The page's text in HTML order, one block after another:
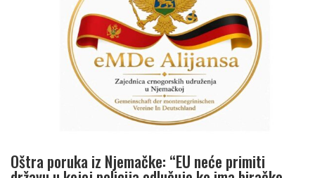
Oštra poruka iz Njemačke: “EU neće primiti